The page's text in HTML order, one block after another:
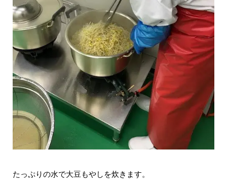
たっぷりの水で大豆もやしを炊きます。